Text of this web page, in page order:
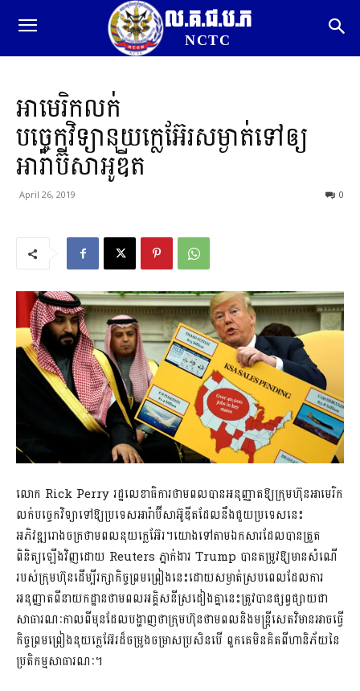
ល.គ.ជ.ប.ភ
NCTC
អាមេរិកលក់
បច្ចេកវិទ្យានុយក្លេអ៊ែរសម្ងាត់ទៅឲ្យ
អារ៉ាប៊ីសាអូឌីត
April 26, 2019 0
លោក Rick Perry រដ្ឋលេខាធិការថាមពលបានអនុញ្ញាតឱ្យក្រុមហ៊ុនអាមេរិក
លក់បច្ចេកវិទ្យាទៅឱ្យប្រទេសអារ៉ាប៊ីសាអ៊ូឌីតដែលនឹងជួយប្រទេសនេះ
អភិវឌ្ឍរោងចក្រថាមពលនុយក្លេអ៊ែរ។យោងទៅតាមឯកសារដែលបានត្រួត
ពិនិត្យឡើងវិញដោយ Reuters ភ្នាក់ងារ Trump បានតម្រូវឱ្យមានសំណើ
របស់ក្រុមហ៊ុនដើម្បីរក្សាកិច្ចព្រមព្រៀងនេះដោយសម្ងាត់ស្របពេលដែលការ
អនុញ្ញាតពីនាយកដ្ឋានថាមពលអគ្គិសនីស្រដៀងគ្នានេះត្រូវបានផ្សព្វផ្សាយជា
សាធារណៈកាលពីមុនដែលបង្ហាញថាក្រុមហ៊ុនថាមពលនិងមន្រ្តីសេតវិមានអាចធ្វើ
កិច្ចព្រមព្រៀងនុយក្លេអ៊ែរដ៏ចម្រូងចម្រាសប្រសិនបើ ពួកគេមិនគិតពីហានិភ័យនៃ
ប្រតិកម្មសាធារណៈ។